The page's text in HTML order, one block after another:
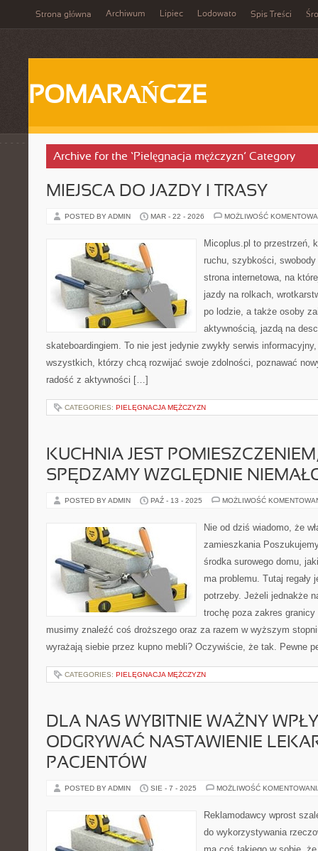
Strona główna Archiwum Lipiec Lodowato Spis Treści
POMARAŃCZE
Archive for the ‘Pielęgnacja mężczyzn’ Category
MIEJSCA DO JAZDY I TRASY
POSTED BY ADMIN MAR - 22 - 2026 MOŻLIWOŚĆ
Micoplus.pl to przestrzeń,
ruchu, szybkości,
strona internetowa, na
jazdy na rolkach,
po lodzie, a także osoby
aktywnością, jazdą na
skateboardingiem. To nie jest jedynie zwykły serwis
wszystkich, którzy chcą rozwijać swoje zdolności, poznawać
radość z aktywności […]
CATEGORIES: PIELĘGNACJA MĘŻCZYZN
KUCHNIA JEST
SPĘDZAMY WZGLĘDNIE
POSTED BY ADMIN PAŹ - 13 - 2025 MOŻLIWOŚĆ
Nie od dziś wiadomo, że
zamieszkania
środka surowego domu,
ma problemu. Tutaj regały
potrzeby. Jeżeli jednakże
trochę poza zakres
musimy znaleźć coś droższego oraz za razem w wyższym
wyrażają siebie przez kupno mebli? Oczywiście, że tak. Pewne
CATEGORIES: PIELĘGNACJA MĘŻCZYZN
DLA NAS WYBITNIE WAŻNY
ODGRYWAĆ NASTAWIENIE
PACJENTÓW
POSTED BY ADMIN SIE - 7 - 2025 MOŻLIWOŚĆ
Reklamodawcy wprost
do wykorzystywania